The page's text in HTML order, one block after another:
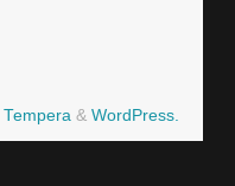
Tempera & WordPress.